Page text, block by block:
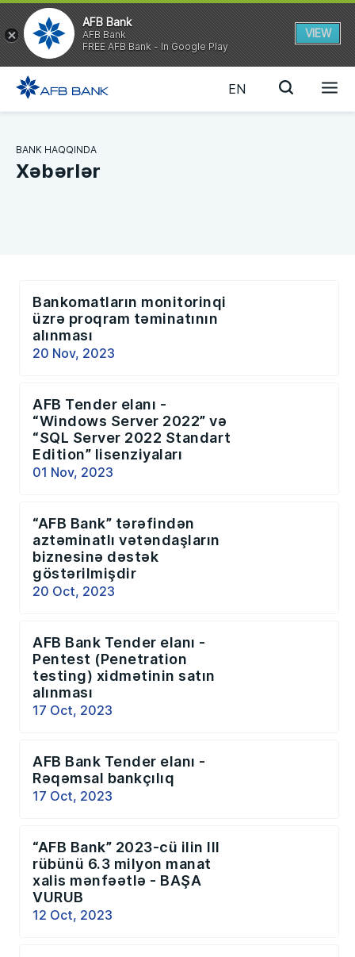
EN
BANK HAQQINDA
Xəbərlər
Bankomatların monitorinqi
üzrə proqram təminatının
alınması
20 Nov, 2023
AFB Tender elanı -
“Windows Server 2022” və
“SQL Server 2022 Standart
Edition” lisenziyaları
01 Nov, 2023
“AFB Bank” tərəfindən
aztəminatlı vətəndaşların
biznesinə dəstək
göstərilmişdir
20 Oct, 2023
AFB Bank Tender elanı -
Pentest (Penetration
testing) xidmətinin satın
alınması
17 Oct, 2023
AFB Bank Tender elanı -
Rəqəmsal bankçılıq
17 Oct, 2023
“AFB Bank” 2023-cü ilin III
rübünü 6.3 milyon manat
xalis mənfəətlə - BAŞA
VURUB
12 Oct, 2023
AFB Bank
AFB Bank
FREE AFB Bank - In Google Play
VIEW